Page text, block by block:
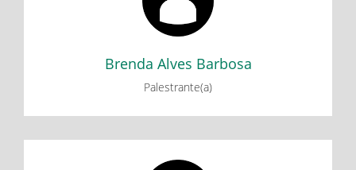
Brenda Alves Barbosa
Palestrante(a)
Minicurso: Dispositivos de contagem do tempo: Algumas
histórias e experimentações - Parte 2
Cleilson Costa Alves